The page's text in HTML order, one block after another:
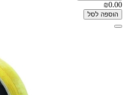
₪0.00
הוספה לסל